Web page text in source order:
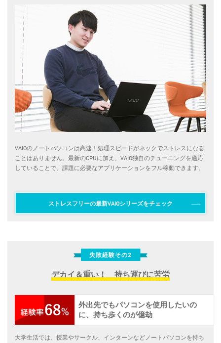
VAIOのノートパソコンは高速！処理スピードがネックでストレスになる
ことはありません。最新のCPUに加え、VAIO独自のチューニングを適応
していることで、課題に必要なアプリケーションをフル稼動できます。
ストレスフリーの最新VAIOシリーズをチェック
失敗経験その2
デカイ＆重い！ 持ち運びに苦労
外出先でもパソコンを使用したいの
に、持ち歩くのが億劫
大学生活では、授業やサークル、インターンなどノートパソコンを持ち